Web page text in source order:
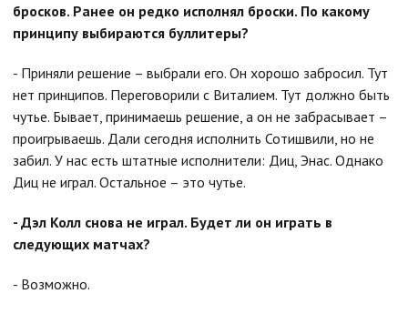
бросков. Ранее он редко исполнял броски. По какому
принципу выбираются буллитеры?
- Приняли решение – выбрали его. Он хорошо забросил. Тут
нет принципов. Переговорили с Виталием. Тут должно быть
чутье. Бывает, принимаешь решение, а он не забрасывает –
проигрываешь. Дали сегодня исполнить Сотишвили, но не
забил. У нас есть штатные исполнители: Диц, Энас. Однако
Диц не играл. Остальное – это чутье.
- Дэл Колл снова не играл. Будет ли он играть в
следующих матчах?
- Возможно.